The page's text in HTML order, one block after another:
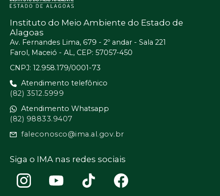
Instituto do Meio Ambiente do Estado de
Alagoas
Av. Fernandes Lima, 679 - 2º andar - Sala 221
Farol, Maceió - AL, CEP: 57057-450
CNPJ: 12.958.179/0001-73
Atendimento telefônico
(82) 3512.5999
Atendimento Whatsapp
(82) 98833.9407
faleconosco@ima.al.gov.br
Siga o IMA nas redes sociais